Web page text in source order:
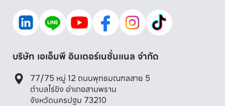
บริษัท เอเอ็มพี อินเตอร์เนชั่นแนล จำกัด
77/75 หมู่ 12 ถนนพุทธมณฑลสาย 5
ตำบลไร่ขิง อำเภอสามพราน
จังหวัดนครปฐม 73210